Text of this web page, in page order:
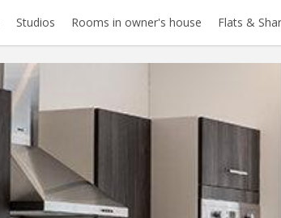
Studios Rooms in owner's house Flats &